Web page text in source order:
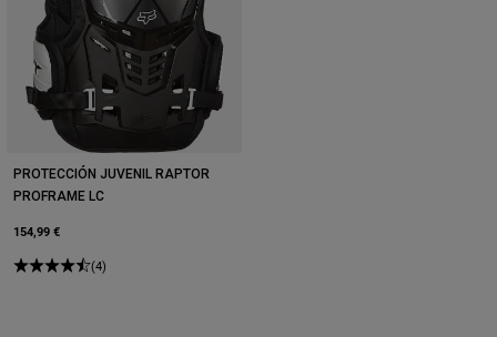
PROTECCIÓN JUVENIL RAPTOR
PROFRAME LC
154,99 €
(4)